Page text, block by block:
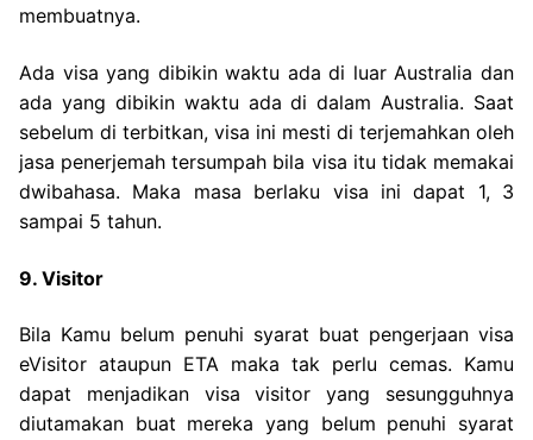
membuatnya.
Ada visa yang dibikin waktu ada di luar Australia dan
ada yang dibikin waktu ada di dalam Australia. Saat
sebelum di terbitkan, visa ini mesti di terjemahkan oleh
jasa penerjemah tersumpah bila visa itu tidak memakai
dwibahasa. Maka masa berlaku visa ini dapat 1, 3
sampai 5 tahun.
9. Visitor
Bila Kamu belum penuhi syarat buat pengerjaan visa
eVisitor ataupun ETA maka tak perlu cemas. Kamu
dapat menjadikan visa visitor yang sesungguhnya
diutamakan buat mereka yang belum penuhi syarat